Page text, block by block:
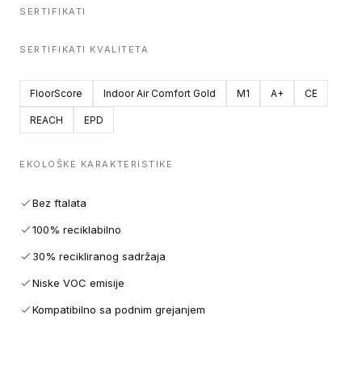
SERTIFIKATI
SERTIFIKATI KVALITETA
FloorScore Indoor Air Comfort Gold M1 A+ CE
REACH EPD
EKOLOŠKE KARAKTERISTIKE
Bez ftalata
100% reciklabilno
30% recikliranog sadržaja
Niske VOC emisije
Kompatibilno sa podnim grejanjem